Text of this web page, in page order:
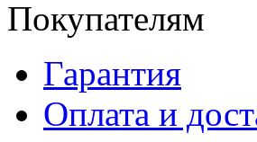
Покупателям
Гарантия
Оплата и